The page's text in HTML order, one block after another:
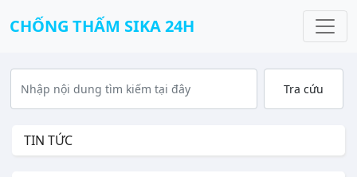
CHỐNG THẤM SIKA 24H
TIN TỨC